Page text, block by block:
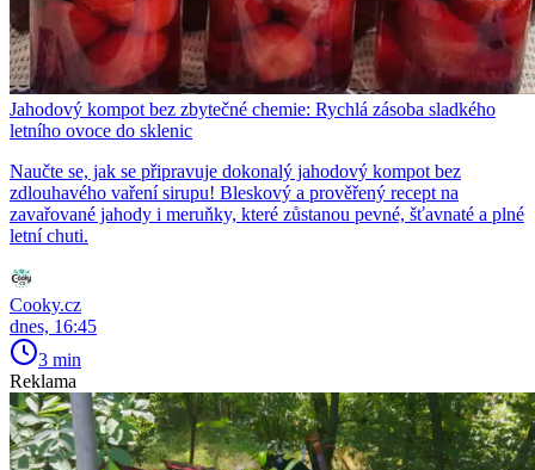
Jahodový kompot bez zbytečné chemie: Rychlá zásoba sladkého
letního ovoce do sklenic
Naučte se, jak se připravuje dokonalý jahodový kompot bez
zdlouhavého vaření sirupu! Bleskový a prověřený recept na
zavařované jahody i meruňky, které zůstanou pevné, šťavnaté a plné
letní chuti.
Cooky.cz
dnes, 16:45
3 min
Reklama